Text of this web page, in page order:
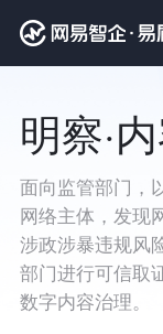
全年
免费
关于易盾
易盾简介
资源下载
内容安全产品
文本检测
图片检测
业务安全产品
行为式验证码
在线咨询
明察·
面向监管部门，
网络主体，发现
涉政涉暴违规风
部门进行可信取
数字内容治理。